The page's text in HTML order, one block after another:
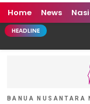
Banua Nusantara
Home News
HEADLINE
BANUA NUSANTARA